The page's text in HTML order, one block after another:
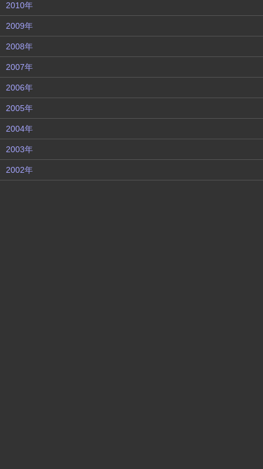
2010年
2009年
2008年
2007年
2006年
2005年
2004年
2003年
2002年